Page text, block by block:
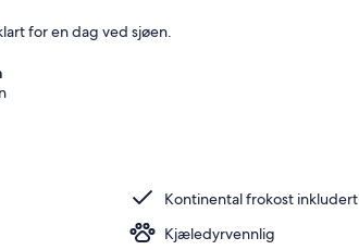
for en dag ved sjøen.
Kontinental frokost inkludert
Kjæledyrvennlig